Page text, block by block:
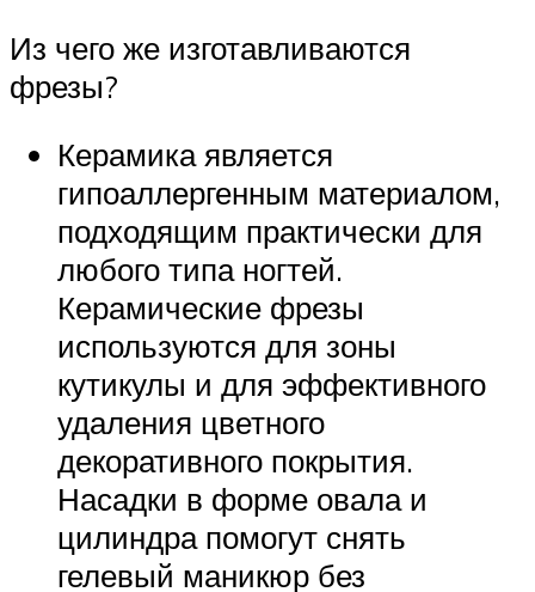
Из чего же изготавливаются
фрезы?
Керамика является
гипоаллергенным материалом,
подходящим практически для
любого типа ногтей.
Керамические фрезы
используются для зоны
кутикулы и для эффективного
удаления цветного
декоративного покрытия.
Насадки в форме овала и
цилиндра помогут снять
гелевый маникюр без